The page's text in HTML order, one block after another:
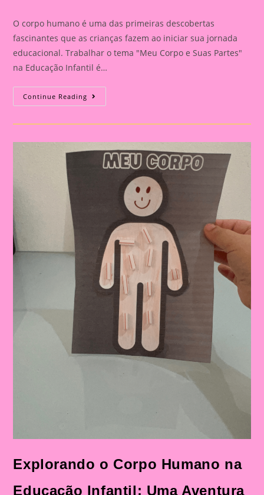
O corpo humano é uma das primeiras descobertas
fascinantes que as crianças fazem ao iniciar sua jornada
educacional. Trabalhar o tema "Meu Corpo e Suas Partes"
na Educação Infantil é…
Continue Reading Explorando
O
Humano
Infantil:
Uma
Aventura
Aprendizado
Descoberta|Atividade
Explorando o Corpo Humano na
Educação Infantil: Uma Aventura